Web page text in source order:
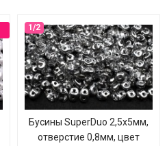
Бусины SuperDuo 2,5х5мм,
отверстие 0,8мм, цвет